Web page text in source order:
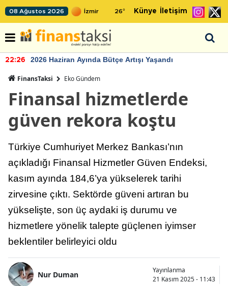
08 Ağustos 2026 26° Künye İletişim
22:26 2026 Haziran Ayında Bütçe Artışı Yaşandı
FinansTaksi Eko Gündem
Finansal hizmetlerde
güven rekora koştu
Türkiye Cumhuriyet Merkez Bankası’nın
açıkladığı Finansal Hizmetler Güven Endeksi,
kasım ayında 184,6’ya yükselerek tarihi
zirvesine çıktı. Sektörde güveni artıran bu
yükselişte, son üç aydaki iş durumu ve
hizmetlere yönelik talepte güçlenen iyimser
beklentiler belirleyici oldu
Nur Duman
Yayınlanma
21 Kasım 2025 - 11:43